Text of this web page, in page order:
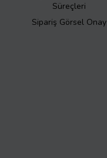
Süreçleri
Sipariş Görsel Onay